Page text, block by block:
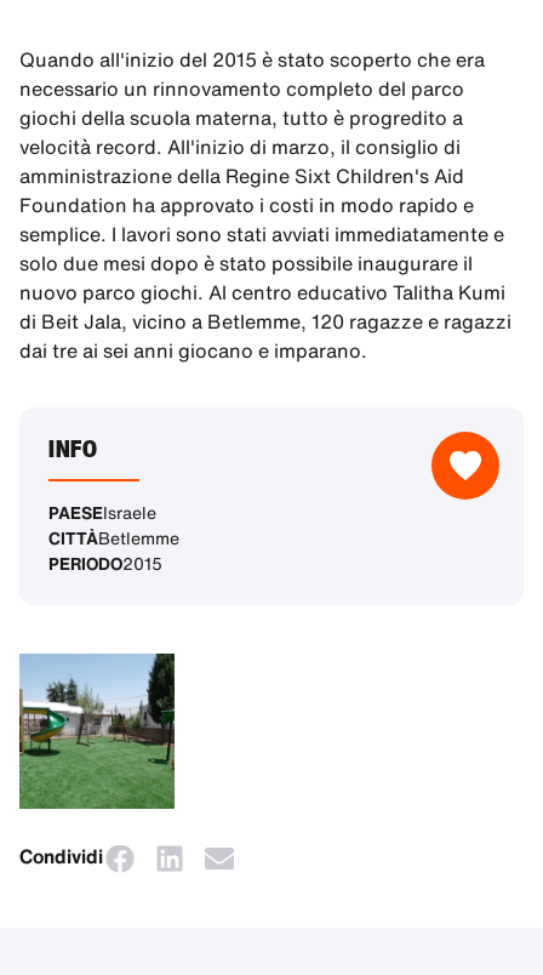
Quando all'inizio del 2015 è stato scoperto che era
necessario un rinnovamento completo del parco
giochi della scuola materna, tutto è progredito a
velocità record. All'inizio di marzo, il consiglio di
amministrazione della Regine Sixt Children's Aid
Foundation ha approvato i costi in modo rapido e
semplice. I lavori sono stati avviati immediatamente e
solo due mesi dopo è stato possibile inaugurare il
nuovo parco giochi. Al centro educativo Talitha Kumi
di Beit Jala, vicino a Betlemme, 120 ragazze e ragazzi
dai tre ai sei anni giocano e imparano.
INFO
PAESEIsraele
CITTÀBetlemme
PERIODO2015
Condividi